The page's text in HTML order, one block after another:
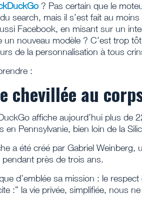
? Pas certain que le
search, mais il s’est fait au
Facebook, en misant sur un
nouveau modèle ? C’est trop
de la personnalisation à tous
:
chevillée au
affiche aujourd’hui plus de
en Pennsylvanie, bien loin de la
a été créé par Gabriel Weinberg,
près de trois ans.
d’emblée sa mission : le
:” la vie privée, simplifiée, nous